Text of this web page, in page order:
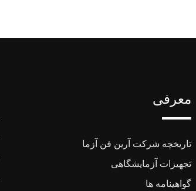
معرفی
تاریخچه شرکت آرین فن آزما
تجهیزات آزمایشگاهی
گواهینامه ها